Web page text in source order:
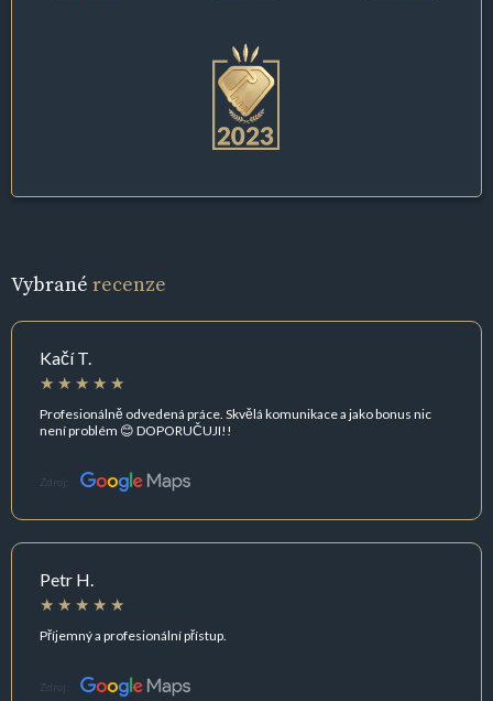
Vybrané recenze
Kačí T.
Profesionálně odvedená práce. Skvělá komunikace a jako bonus nic
není problém 😊 DOPORUČUJI!!
Zdroj:
Petr H.
Příjemný a profesionální přístup.
Zdroj: